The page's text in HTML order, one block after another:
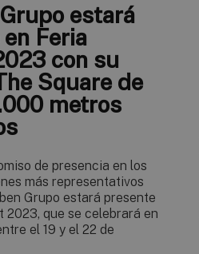
estará
Feria
con su
Square de
metros
de presencia en los
más representativos
Grupo estará presente
2023, que se celebrará en
el 19 y el 22 de